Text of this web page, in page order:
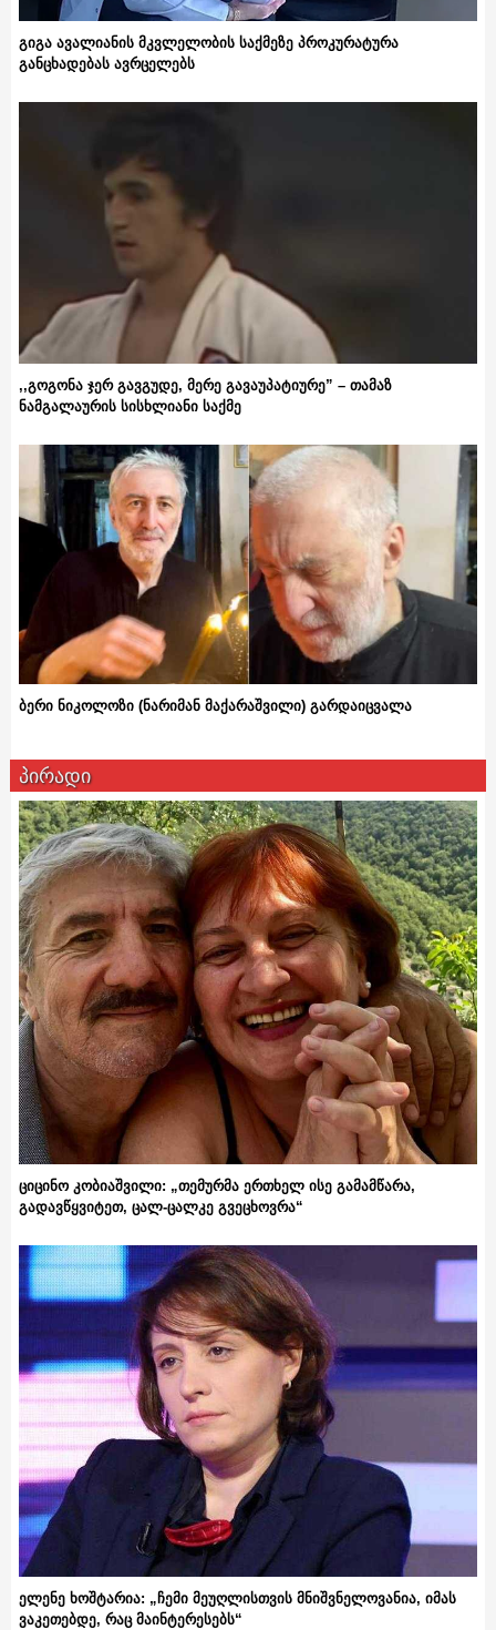
გიგა ავალიანის მკვლელობის საქმეზე პროკურატურა
განცხადებას ავრცელებს
,,გოგონა ჯერ გავგუდე, მერე გავაუპატიურე” – თამაზ
ნამგალაურის სისხლიანი საქმე
ბერი ნიკოლოზი (ნარიმან მაქარაშვილი) გარდაიცვალა
პირადი
ციცინო კობიაშვილი: „თემურმა ერთხელ ისე გამამწარა,
გადავწყვიტეთ, ცალ-ცალკე გვეცხოვრა“
ელენე ხოშტარია: „ჩემი მეუღლისთვის მნიშვნელოვანია, იმას
ვაკეთებდე, რაც მაინტერესებს“